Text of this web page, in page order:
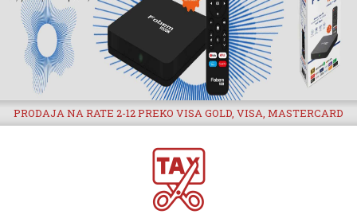
PRODAJA NA RATE 2-12 PREKO VISA GOLD, VISA, MASTERCARD